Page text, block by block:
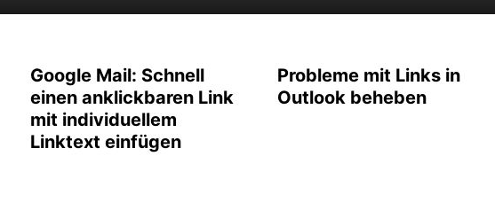
Google Mail: Schnell
einen anklickbaren Link
mit individuellem
Linktext einfügen
Probleme mit Links in
Outlook beheben